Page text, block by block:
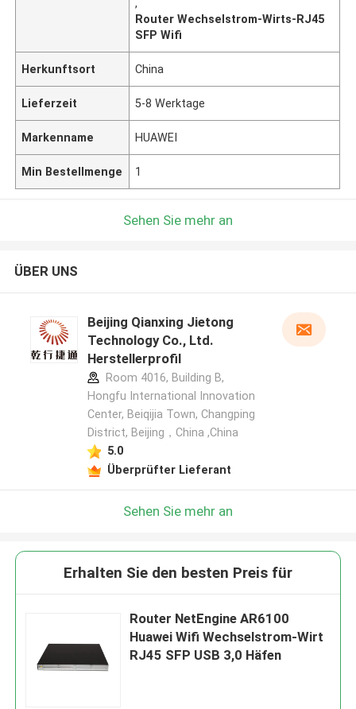
,
Router Wechselstrom-Wirts-RJ45
SFP Wifi
Herkunftsort China
Lieferzeit 5-8 Werktage
Markenname HUAWEI
Min Bestellmenge 1
Sehen Sie mehr an
ÜBER UNS
Beijing Qianxing Jietong
Technology Co., Ltd.
Herstellerprofil
Room 4016, Building B,
Hongfu International Innovation
Center, Beiqijia Town, Changping
District, Beijing，China ,China
5.0
Überprüfter Lieferant
Sehen Sie mehr an
Erhalten Sie den besten Preis für
Router NetEngine AR6100
Huawei Wifi Wechselstrom-Wirt
RJ45 SFP USB 3,0 Häfen